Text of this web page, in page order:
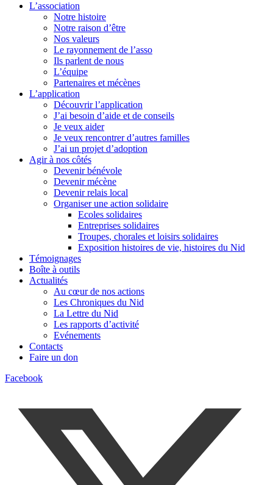
L’association
Notre histoire
Notre raison d’être
Nos valeurs
Le rayonnement de l’asso
Ils parlent de nous
L’équipe
Partenaires et mécènes
L’application
Découvrir l’application
J’ai besoin d’aide et de conseils
Je veux aider
Je veux rencontrer d’autres familles
J’ai un projet d’adoption
Agir à nos côtés
Devenir bénévole
Devenir mécène
Devenir relais local
Organiser une action solidaire
Ecoles solidaires
Entreprises solidaires
Troupes, chorales et loisirs solidaires
Exposition histoires de vie, histoires du Nid
Témoignages
Boîte à outils
Actualités
Au cœur de nos actions
Les Chroniques du Nid
La Lettre du Nid
Les rapports d’activité
Evénements
Contacts
Faire un don
Facebook